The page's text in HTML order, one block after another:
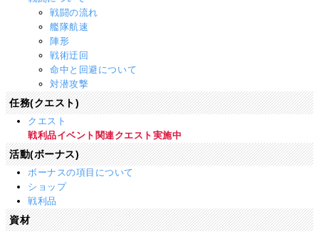
戦闘の流れ
艦隊航速
陣形
戦術迂回
命中と回避について
対潜攻撃
任務(クエスト)
クエスト
戦利品イベント関連クエスト実施中
活動(ボーナス)
ボーナスの項目について
ショップ
戦利品
資材